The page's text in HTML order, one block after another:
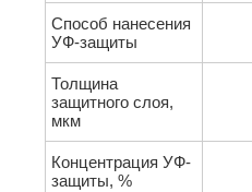
Способ нанесения
УФ-защиты
Толщина
защитного слоя,
мкм
Концентрация УФ-
защиты, %